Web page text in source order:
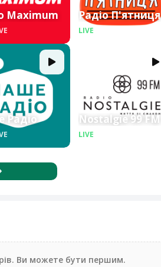
Maximum Радіо П'ятниця
LIVE
Радіо Nostalgie 99 FM
LIVE
Ви можете бути першим.